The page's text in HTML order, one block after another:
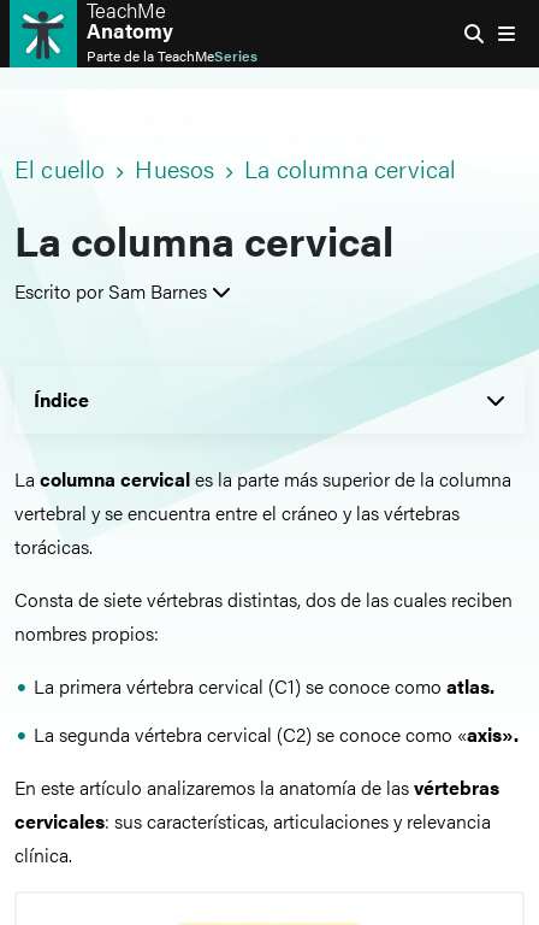
TeachMe
Anatomy
Parte de laTeachMeSeries
El cuello Huesos La columna cervical
La columna cervical
Escrito por Sam Barnes
Índice
La columna cervicales la parte más superior de la columna
vertebral y se encuentra entre el cráneo y las vértebras
torácicas.
Consta de siete vértebras distintas, dos de las cuales reciben
nombres propios:
La primera vértebra cervical (C1) se conoce como atlas.
La segunda vértebra cervical (C2) se conoce como «axis».
En este artículo analizaremos la anatomía de lasvértebras
cervicales: sus características, articulaciones y relevancia
clínica.